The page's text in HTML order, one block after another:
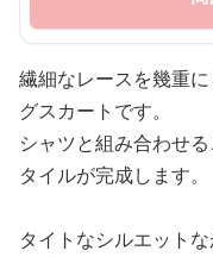
繊細なレースを幾重
グスカートです。
シャツと組み合わせ
タイルが完成します。
タイトなシルエット